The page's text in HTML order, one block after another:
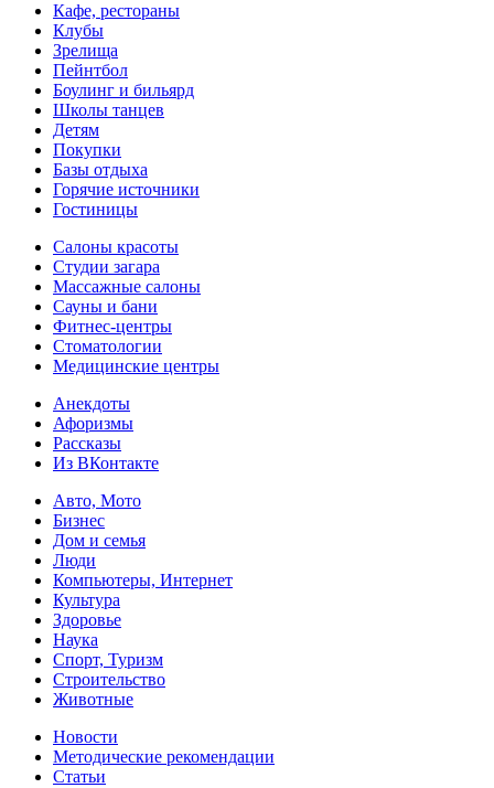
Кафе, рестораны
Клубы
Зрелища
Пейнтбол
Боулинг и бильярд
Школы танцев
Детям
Покупки
Базы отдыха
Горячие источники
Гостиницы
Салоны красоты
Студии загара
Массажные салоны
Сауны и бани
Фитнес-центры
Стоматологии
Медицинские центры
Анекдоты
Афоризмы
Рассказы
Из ВКонтакте
Авто, Мото
Бизнес
Дом и семья
Люди
Компьютеры, Интернет
Культура
Здоровье
Наука
Спорт, Туризм
Строительство
Животные
Новости
Методические рекомендации
Статьи